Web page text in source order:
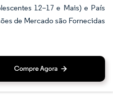
12–17 e Mais) e País
de Mercado são Fornecidas